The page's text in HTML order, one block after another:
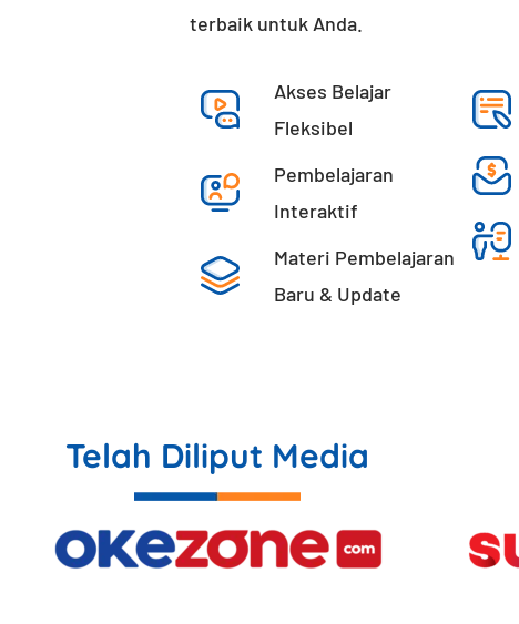
terbaik untuk Anda.
Akses Belajar
Fleksibel
Pembelajaran
Interaktif​
Materi Pembelajaran
Baru & Update
Telah Diliput Media